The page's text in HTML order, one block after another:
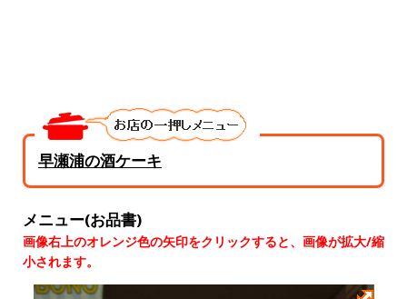
早瀬浦の酒ケーキ
メニュー(お品書)
画像右上のオレンジ色の矢印をクリックすると、画像が拡大/縮
小されます。